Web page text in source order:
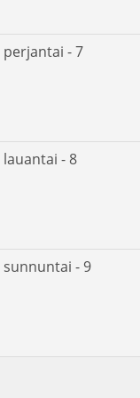
perjantai - 7
lauantai - 8
sunnuntai - 9